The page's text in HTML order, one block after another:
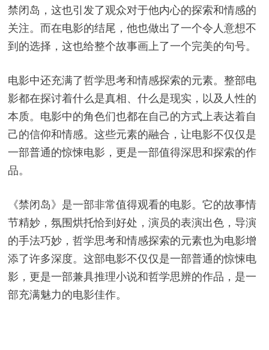
禁闭岛，这也引发了观众对于他内心的探索和情感的
关注。而在电影的结尾，他也做出了一个令人意想不
到的选择，这也给整个故事画上了一个完美的句号。
电影中还充满了哲学思考和情感探索的元素。整部电
影都在探讨着什么是真相、什么是现实，以及人性的
本质。电影中的角色们也都在自己的方式上表达着自
己的信仰和情感。这些元素的融合，让电影不仅仅是
一部普通的惊悚电影，更是一部值得深思和探索的作
品。
《禁闭岛》是一部非常值得观看的电影。它的故事情
节精妙，氛围烘托恰到好处，演员的表演出色，导演
的手法巧妙，哲学思考和情感探索的元素也为电影增
添了许多深度。这部电影不仅仅是一部普通的惊悚电
影，更是一部兼具推理小说和哲学思辨的作品，是一
部充满魅力的电影佳作。